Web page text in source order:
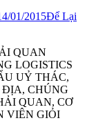
01/2015Để Lại
QUAN
LOGISTICS
UỶ THÁC,
CHÚNG
QUAN, CƠ
VIÊN GIỎI